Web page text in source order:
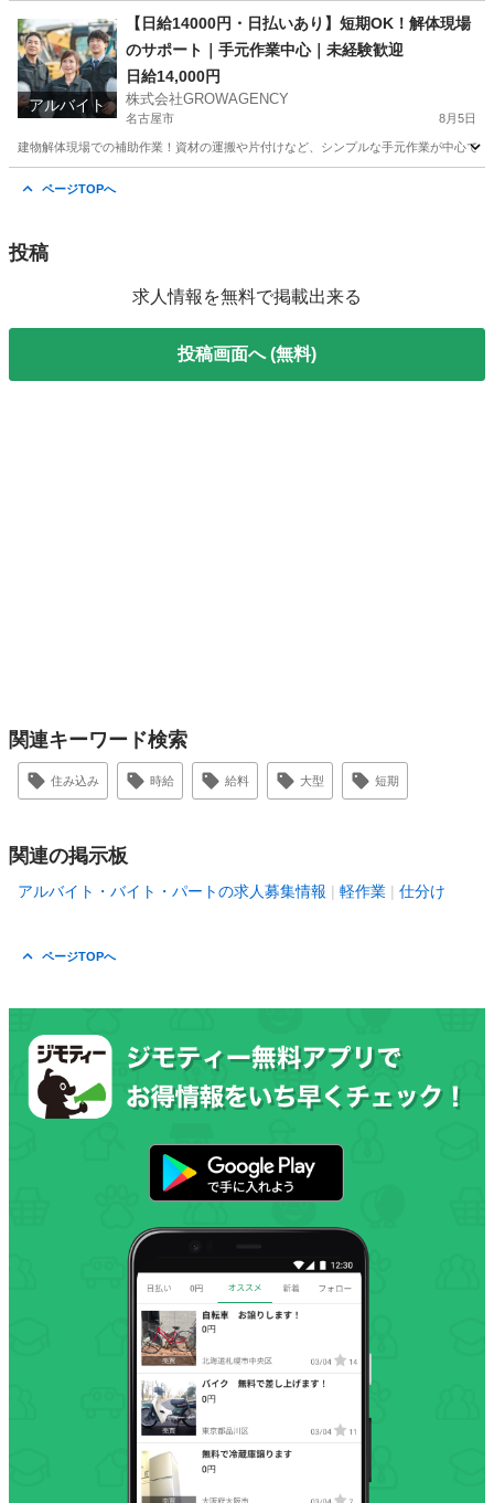
工場 おしぼり
アルバイト
【日給14000円・日払いあり】短期OK！解体現場
のサポート｜手元作業中心｜未経験歓迎
日給14,000円
株式会社GROWAGENCY
名古屋市 8月5日
建物解体現場での補助作業！資材の運搬や片付けなど、シンプルな手元作業が中心で
ページTOPへ
投稿
求人情報を無料で掲載出来る
投稿画面へ (無料)
関連キーワード検索
住み込み 時給 給料 大型 短期
関連の掲示板
アルバイト・バイト・パートの求人募集情報 軽作業 仕分け
ページTOPへ